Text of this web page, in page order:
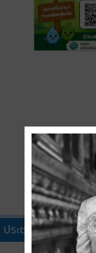
ประชาสัมพันธ์เทศ